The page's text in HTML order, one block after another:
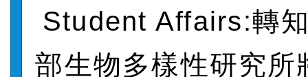
賽實施要點」及修正內容
轉知：桃園市115年度『
藝文競賽』實施計畫
【甄選結果(第11招)】公
Student Affairs:轉
部生物多樣性研究所